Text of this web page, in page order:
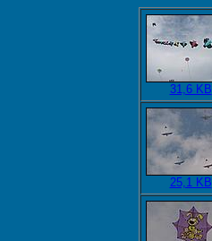
31,6 KB
25,1 KB